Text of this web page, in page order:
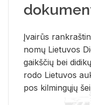
Įvai­rūs
no­mų Lie­tu­vos
gaikš­čių bei
ro­do Lie­tu­vos
pos kil­min­gų­jų